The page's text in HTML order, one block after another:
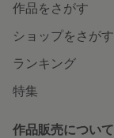
作品をさがす
ショップをさがす
ランキング
特集
作品販売について